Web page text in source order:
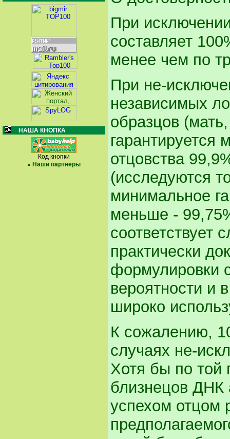
НАША КНОПКА
Код кнопки
Наши партнеры
При
составляет
менее чем по
При не-
независимых
образцов
гарантируется
отцовства
(исследуются
минимальное
меньше -
соответствует
практически
формулировки
вероятности и
широко
К сожалению,
случаях не-
Хотя бы по той
близнецов ДНК
успехом отцом